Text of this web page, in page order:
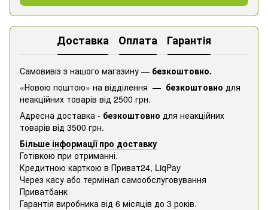
Доставка Оплата Гарантія
Самовивіз з нашого магазину — безкоштовно.
«Новою поштою» на відділення — безкоштовно для
неакційних товарів від 2500 грн.
Адресна доставка - безкоштовно для неакційних
товарів від 3500 грн.
Більше інформації про доставку
Готівкою при отриманні.
Кредитною карткою в Приват24, ​​LiqPay
Через касу або термінал самообслуговування
Приватбанк
Гарантія виробника від 6 місяців до 3 років.